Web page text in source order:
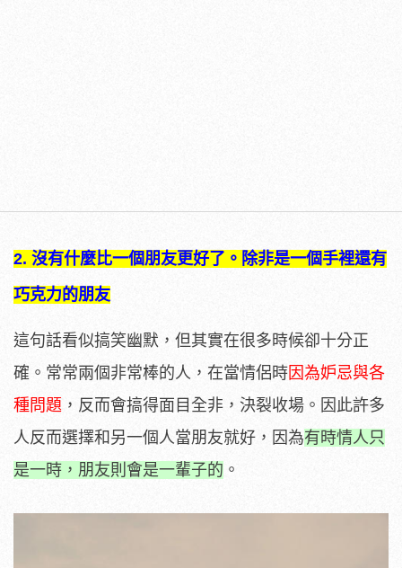
2. 沒有什麼比一個朋友更好了。除非是一個手裡還有
巧克力的朋友
這句話看似搞笑幽默，但其實在很多時候卻十分正
確。常常兩個非常棒的人，在當情侶時因為妒忌與各
種問題 ，反而會搞得面目全非，決裂收場。因此許多
人反而選擇和另一個人當朋友就好，因為有時情人只
是一時，朋友則會是一輩子的 。